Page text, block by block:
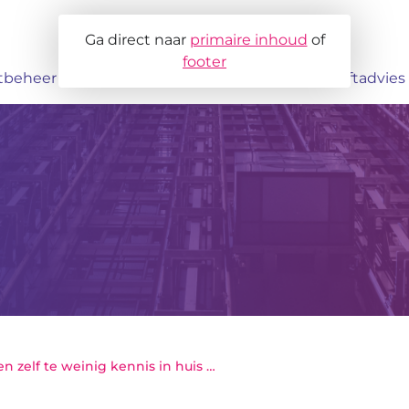
Ga direct naar primaire inhoud of
footer
Lift vervangen
Liftadvies
Lift moderniseren of
Werken bij
Veelgestelde vragen
ZVH: "Wij hebben zelf te weinig kennis in huis wat betreft liftonderhoud"